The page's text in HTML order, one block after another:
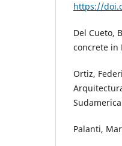
https://
Del Cueto,
concrete in
Ortiz,
Palanti,